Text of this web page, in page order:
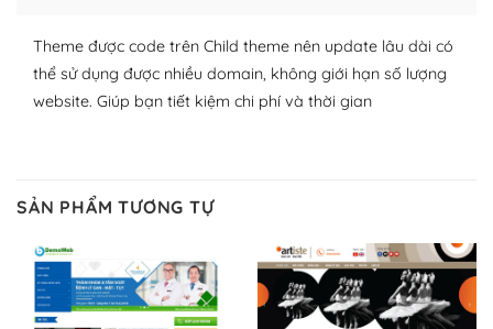
– Dễ sử dụng
Với mọi Hosting bất kỳ thì WordPress đều có thể dễ
Và bạn có toàn quyền tự do khi quyết định nơi lưu trữ
trang web WordPress của bạn.
Dễ dàng lựa chọn Hosting cho website WordPress
– Bảo mật cực tốt
Theme được code trên Child theme nên update lâu dài có
thể sử dụng được nhiều domain, không giới hạn số lượng
website. Giúp bạn tiết kiệm chi phí và thời gian
SẢN PHẨM TƯƠNG TỰ